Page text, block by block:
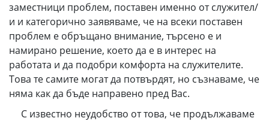
заместници проблем, поставен именно от служител/
и и категорично заявяваме, че на всеки поставен
проблем е обръщано внимание, търсено е и
намирано решение, което да е в интерес на
работата и да подобри комфорта на служителите.
Това те самите могат да потвърдят, но съзнаваме, че
няма как да бъде направено пред Вас.
С известно неудобство от това, че продължаваме